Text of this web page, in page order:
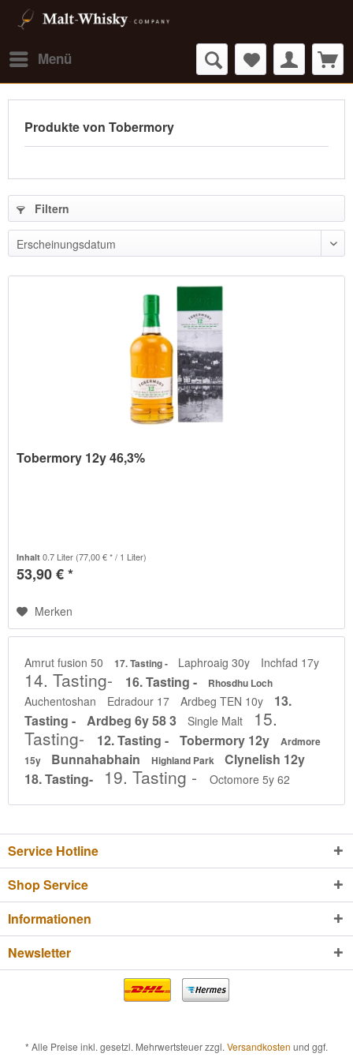
Menü
Produkte von Tobermory
Filtern
Tobermory 12y 46,3%
Inhalt0.7 Liter (77,00 € * / 1 Liter)
53,90 € *
Merken
Amrut fusion 50 17. Tasting - Laphroaig 30y Inchfad 17y
14. Tasting- 16. Tasting - Rhosdhu Loch
Auchentoshan Edradour 17 Ardbeg TEN 10y
13.
Tasting -
Ardbeg 6y 58 3 Single Malt
15.
Tasting-
12. Tasting - Tobermory 12y
Ardmore
15y
Bunnahabhain Highland Park
Clynelish 12y
18. Tasting-
19. Tasting - Octomore 5y 62
Service Hotline
Shop Service
Informationen
Newsletter
* Alle Preise inkl. gesetzl. Mehrwertsteuer zzgl. Versandkosten und ggf.